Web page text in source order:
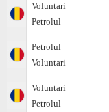
Voluntari
Petrolul
Petrolul
Voluntari
Voluntari
Petrolul